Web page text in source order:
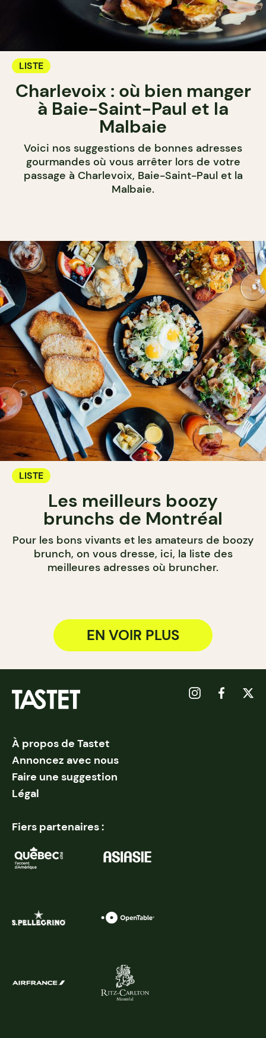
LISTE
Charlevoix : où bien manger
à Baie-Saint-Paul et la
Malbaie
Voici nos suggestions de bonnes adresses
gourmandes où vous arrêter lors de votre
passage à Charlevoix, Baie-Saint-Paul et la
Malbaie.
LISTE
Les meilleurs boozy
brunchs de Montréal
Pour les bons vivants et les amateurs de boozy
brunch, on vous dresse, ici, la liste des
meilleures adresses où bruncher.
EN VOIR PLUS
À propos de Tastet
Annoncez avec nous
Faire une suggestion
Légal
Fiers partenaires :